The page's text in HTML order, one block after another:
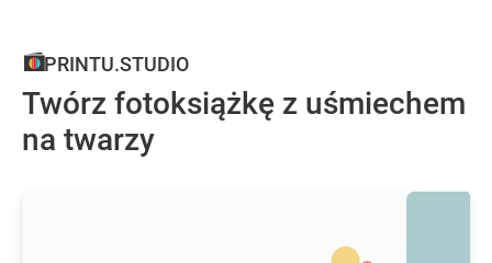
PRINTU.STUDIO
Twórz fotoksiążkę z uśmiechem
na twarzy